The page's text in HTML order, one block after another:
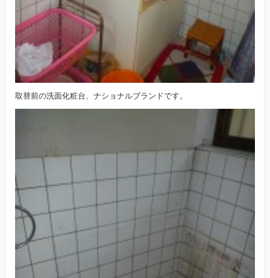
取替前の洗面化粧台、ナショナルブランドです。